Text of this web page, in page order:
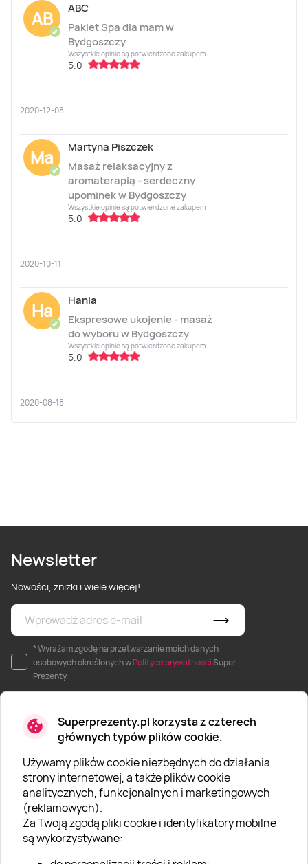
Superprezenty.pl korzysta z czterech
głównych typów plików cookie.
Używamy plików cookie niezbędnych do działania
strony internetowej, a także plików cookie
analitycznych, funkcjonalnych i marketingowych
(reklamowych).
Za Twoją zgodą pliki cookie i identyfikatory mobilne
są wykorzystywane:
AB
✔
ABC
Pakiet Spa dla mam w
Bydgoszczy
Wszystkie opinie są potwierdzone zakupem
5.0
2020-12-08
Ma
✔
Martyna Piszczek
Masaż relaksacyjny z
aromaterapią - serdeczny
upominek w Bydgoszczy
Wszystkie opinie są potwierdzone zakupem
5.0
2020-10-11
Ha
✔
Hania
Ekspresowe ukojenie - masaż
do wyboru w Bydgoszczy
Wszystkie opinie są potwierdzone zakupem
5.0
2020-08-18
Newsletter
Nowości, zniżki i wiele więcej!
* Wyrażam zgodę na przetwarzanie moich danych
osobowych określonych wPolityce prywatnościSuper
Prezenty.
O SUPERPREZENTY
O nas
Aktualności
Kariera w Super Prezentach